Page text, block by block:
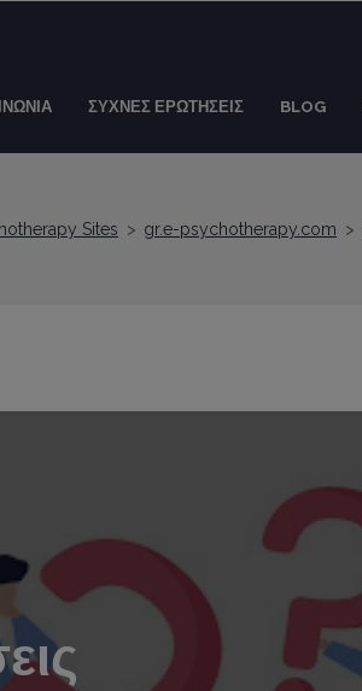
ΣΥΧΝΕΣ ΕΡΩΤΗΣΕΙΣ BLOG
Sites > gr.e-psychotherapy.com >